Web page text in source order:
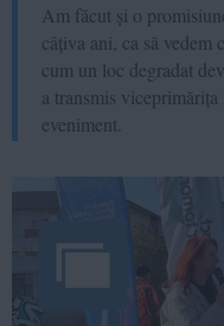
Am făcut și o
câțiva ani, ca să vedem
cum un loc degradat
a transmis viceprimărița
eveniment.